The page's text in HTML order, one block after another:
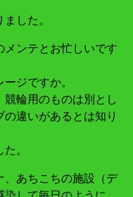
した。
ンテとお忙しいです
ジですか。
輪用のものは別とし
違いがあるとは知り
。
、あちこちの施設（デ